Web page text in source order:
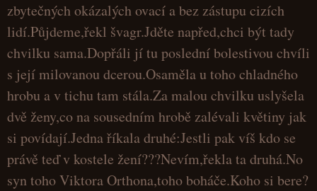
zbytečných okázalých ovací a bez zástupu cizích
lidí.Půjdeme,řekl švagr.Jděte napřed,chci být tady
chvilku sama.Dopřáli jí tu poslední bolestivou chvíli
s její milovanou dcerou.Osaměla u toho chladného
hrobu a v tichu tam stála.Za malou chvilku uslyšela
dvě ženy,co na sousedním hrobě zalévali květiny jak
si povídají.Jedna říkala druhé:Jestli pak víš kdo se
právě teď v kostele žení???Nevím,řekla ta druhá.No
syn toho Viktora Orthona,toho boháče.Koho si bere?